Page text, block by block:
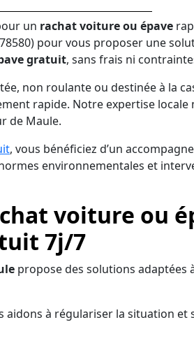
un rachat voiture ou épave
pour vous proposer une
gratuit, sans frais ni
non roulante ou destinée à la
rapide. Notre expertise locale
de Maule.
, vous bénéficiez d’un
environnementales et
voiture ou
7j/7
propose des solutions adaptées
aidons à régulariser la situation et